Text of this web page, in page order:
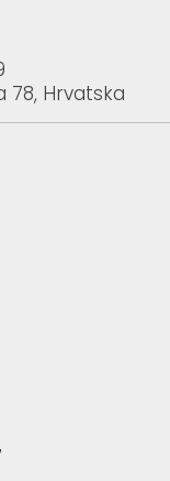
78, Hrvatska